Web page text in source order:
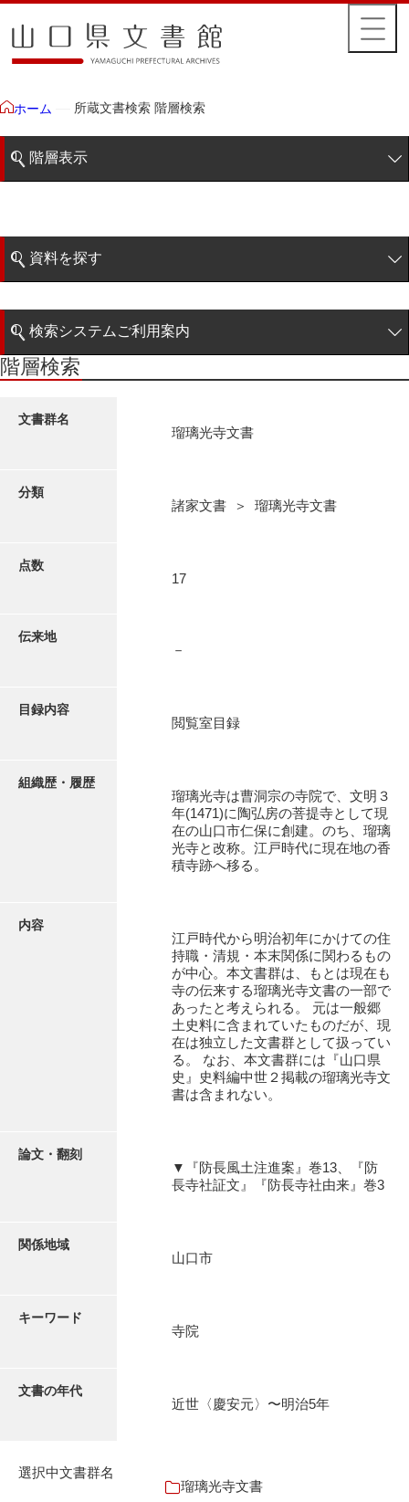
ホーム 所蔵文書検索 階層検索
階層表示
藩政文書
特定歴史公文書
諸家文書
荒瀬家文書（防府市）
阿武家文書（山口市）
阿武孝太郎文書
飯田家文書（福岡県）
池田邦夫所蔵文書
厳島神社念仏踊堅田下組流田会講文書
資料を探す
階層検索
近代刊行写真帳類
検索システムご利用案内
検索システムの利用について
更新履歴
階層検索
文書群名
瑠璃光寺文書
分類
諸家文書 ＞ 瑠璃光寺文書
点数
17
伝来地
－
目録内容
閲覧室目録
組織歴・履歴
瑠璃光寺は曹洞宗の寺院で、文明３
年(1471)に陶弘房の菩提寺として現
在の山口市仁保に創建。のち、瑠璃
光寺と改称。江戸時代に現在地の香
積寺跡へ移る。
内容
江戸時代から明治初年にかけての住
持職・清規・本末関係に関わるもの
が中心。本文書群は、もとは現在も
寺の伝来する瑠璃光寺文書の一部で
あったと考えられる。 元は一般郷
土史料に含まれていたものだが、現
在は独立した文書群として扱ってい
る。 なお、本文書群には『山口県
史』史料編中世２掲載の瑠璃光寺文
書は含まれない。
論文・翻刻
▼『防長風土注進案』巻13、『防
長寺社証文』『防長寺社由来』巻3
関係地域
山口市
キーワード
寺院
文書の年代
近世〈慶安元〉〜明治5年
選択中文書群名
瑠璃光寺文書